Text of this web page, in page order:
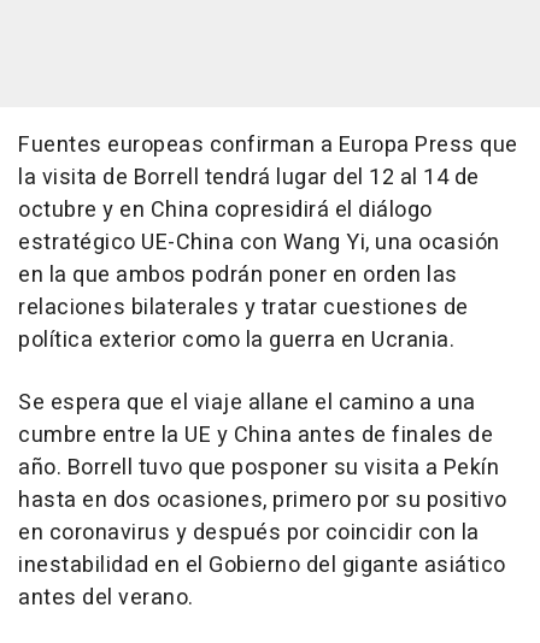
Fuentes europeas confirman a Europa Press que
la visita de Borrell tendrá lugar del 12 al 14 de
octubre y en China copresidirá el diálogo
estratégico UE-China con Wang Yi, una ocasión
en la que ambos podrán poner en orden las
relaciones bilaterales y tratar cuestiones de
política exterior como la guerra en Ucrania.
Se espera que el viaje allane el camino a una
cumbre entre la UE y China antes de finales de
año. Borrell tuvo que posponer su visita a Pekín
hasta en dos ocasiones, primero por su positivo
en coronavirus y después por coincidir con la
inestabilidad en el Gobierno del gigante asiático
antes del verano.